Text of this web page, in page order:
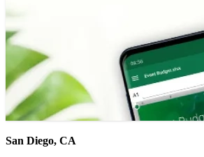
San Diego, CA